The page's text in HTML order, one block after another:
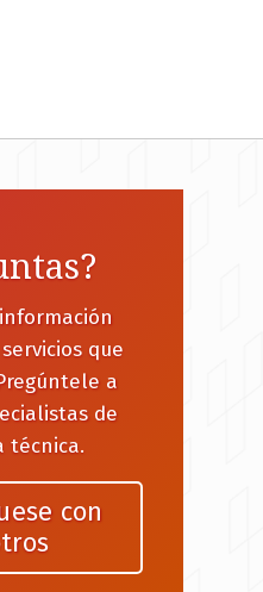
que
a
de
técnica.
con